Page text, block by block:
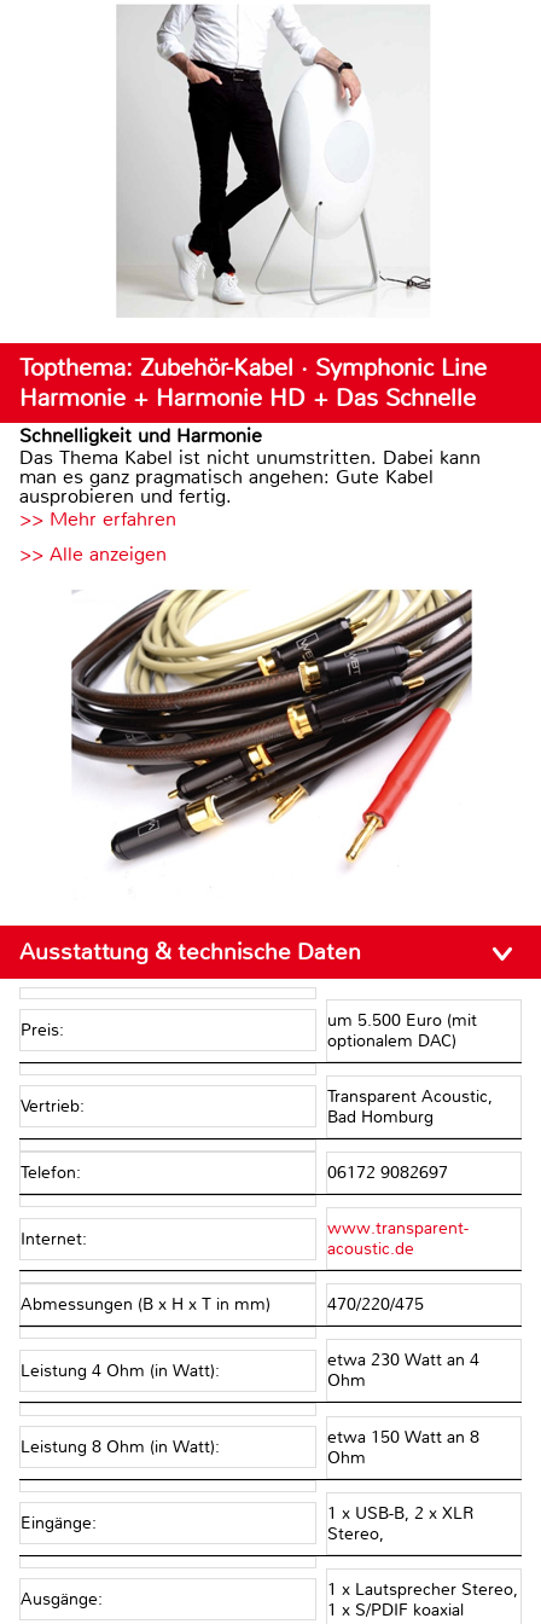
Topthema: Zubehör-Kabel · Symphonic Line
Harmonie + Harmonie HD + Das Schnelle
Schnelligkeit und Harmonie
Das Thema Kabel ist nicht unumstritten. Dabei kann
man es ganz pragmatisch angehen: Gute Kabel
ausprobieren und fertig.
>> Mehr erfahren
>> Alle anzeigen
Ausstattung & technische Daten
Preis:
um 5.500 Euro (mit
optionalem DAC)
Vertrieb:
Transparent Acoustic,
Bad Homburg
Telefon: 06172 9082697
Internet:
www.transparent-
acoustic.de
Abmessungen (B x H x T in mm) 470/220/475
Leistung 4 Ohm (in Watt):
etwa 230 Watt an 4
Ohm
Leistung 8 Ohm (in Watt):
etwa 150 Watt an 8
Ohm
Eingänge:
1 x USB-B, 2 x XLR
Stereo,
Ausgänge:
1 x Lautsprecher Stereo,
1 x S/PDIF koaxial